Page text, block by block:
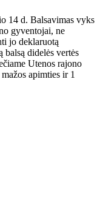
14 d. Balsavimas vyks
gyventojai, ne
jo deklaruotą
didelės vertės
Utenos rajono
apimties ir 1